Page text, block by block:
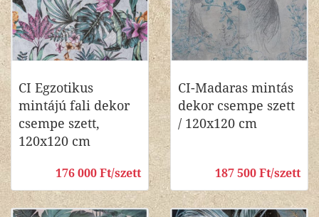
CI Egzotikus
mintájú fali dekor
csempe szett,
120x120 cm
176 000 Ft/szett
CI-Madaras mintás
dekor csempe szett
/ 120x120 cm
187 500 Ft/szett